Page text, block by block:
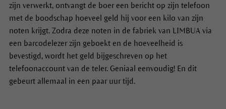
zijn verwerkt, ontvangt de boer een bericht op zijn telefoon
met de boodschap hoeveel geld hij voor een kilo van zijn
noten krijgt. Zodra deze noten in de fabriek van LIMBUA via
een barcodelezer zijn geboekt en de hoeveelheid is
bevestigd, wordt het geld bijgeschreven op het
telefoonaccount van de teler. Geniaal eenvoudig! En dit
gebeurt allemaal in een paar uur tijd.